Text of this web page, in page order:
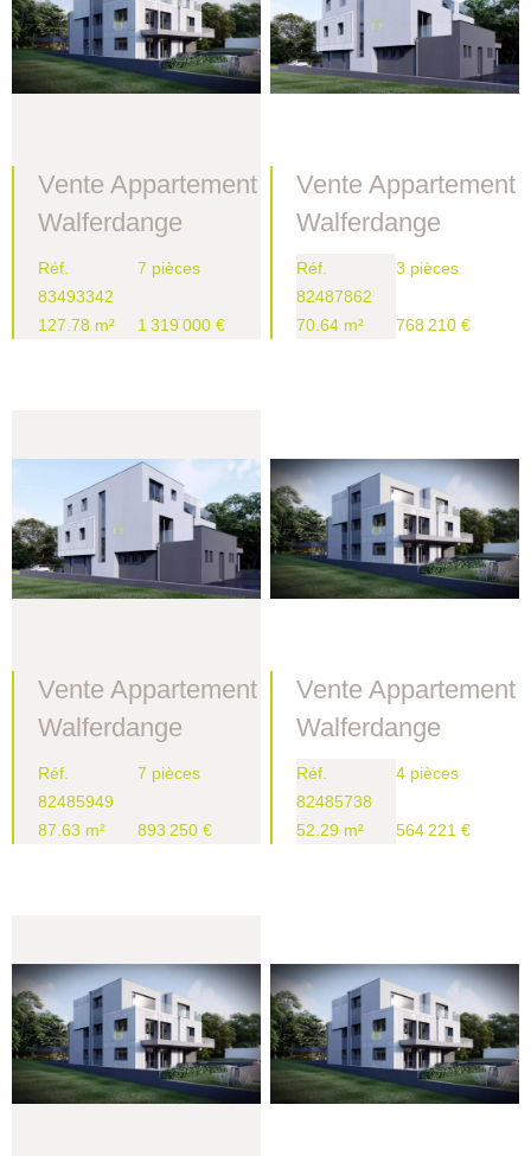
Vente Appartement
Walferdange
Réf.
83493342
7 pièces
127.78 m² 1 319 000 €
Vente Appartement
Walferdange
Réf.
82487862
3 pièces
70.64 m² 768 210 €
Vente Appartement
Walferdange
Réf.
82485949
7 pièces
87.63 m² 893 250 €
Vente Appartement
Walferdange
Réf.
82485738
4 pièces
52.29 m² 564 221 €